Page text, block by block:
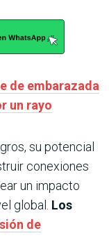
de embarazada
un rayo
su potencial
conexiones
un impacto
global. Los
de